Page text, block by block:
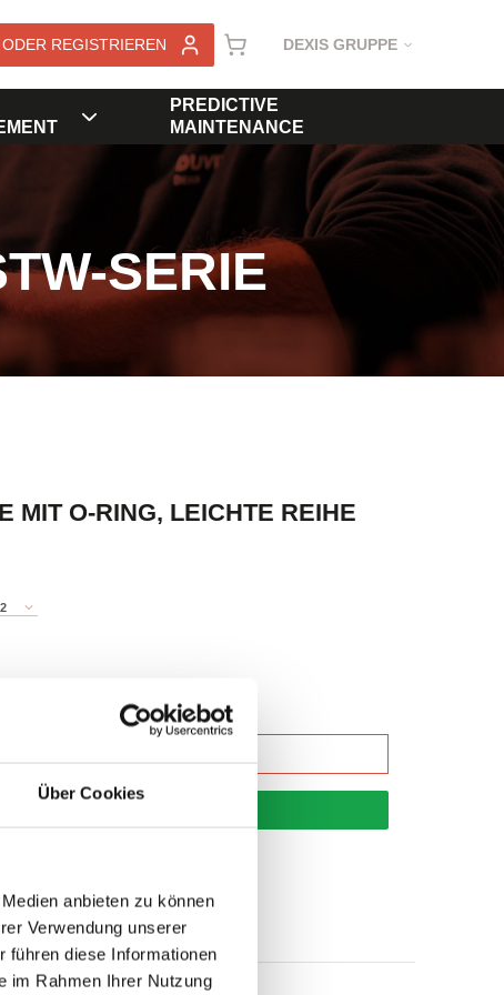
Über Cookies
anbieten zu können
Verwendung unserer
führen diese Informationen
im Rahmen Ihrer Nutzung
REGISTRIEREN DEXIS GRUPPE
PREDICTIVE
MAINTENANCE
SERIE
MIT O-RING, LEICHTE REIHE